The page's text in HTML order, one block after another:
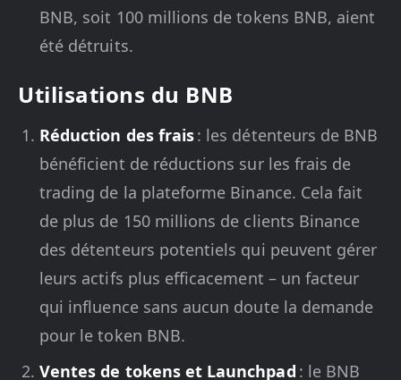
BNB, soit 100 millions de tokens BNB, aient
été détruits.
Utilisations du BNB
Réduction des frais: les détenteurs de BNB
bénéficient de réductions sur les frais de
trading de la plateforme Binance. Cela fait
de plus de 150 millions de clients Binance
des détenteurs potentiels qui peuvent gérer
leurs actifs plus efficacement – un facteur
qui influence sans aucun doute la demande
pour le token BNB.
Ventes de tokens et Launchpad : le BNB